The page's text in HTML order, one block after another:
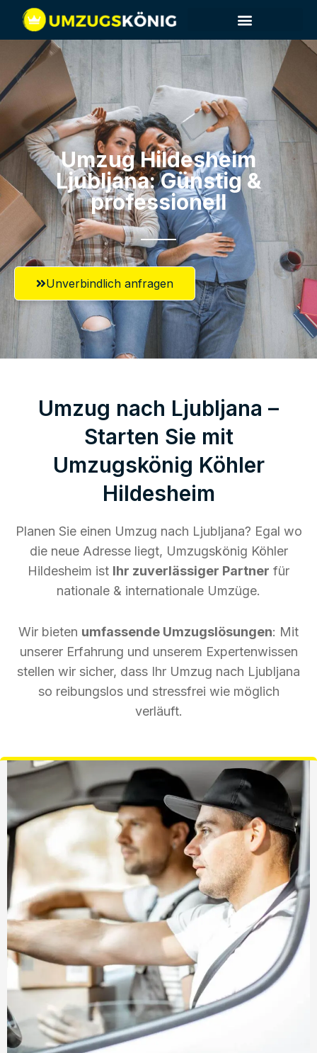
Umzug Hildesheim​
Ljubljana: Günstig &
professionell​
Unverbindlich anfragen
Umzug nach Ljubljana –
Starten Sie mit
Umzugskönig Köhler
Hildesheim
Planen Sie einen Umzug nach Ljubljana? Egal wo
die neue Adresse liegt, Umzugskönig Köhler
Hildesheim ist Ihr zuverlässiger Partner für
nationale & internationale Umzüge.
Wir bieten umfassende Umzugslösungen: Mit
unserer Erfahrung und unserem Expertenwissen
stellen wir sicher, dass Ihr Umzug nach Ljubljana
so reibungslos und stressfrei wie möglich
verläuft.